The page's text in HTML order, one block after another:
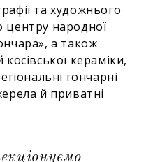
та художнього
центру народної
а також
кераміки,
гончарні
й приватні